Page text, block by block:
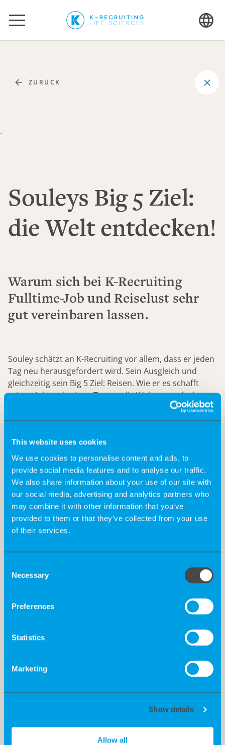
This website uses cookies
We use cookies to personalise content and ads, to
provide social media features and to analyse our traffic.
We also share information about your use of our site with
our social media, advertising and analytics partners who
may combine it with other information that you’ve
provided to them or that they’ve collected from your use
of their services.
Selection
Necessary
Preferences
Statistics
Marketing
Show details
Allow all
ZURÜCK
.
Souleys Big 5 Ziel:
die Welt entdecken!
Warum sich bei K-Recruiting
Fulltime-Job und Reiselust sehr
gut vereinbaren lassen.
Souley schätzt an K-Recruiting vor allem, dass er jeden
Tag neu herausgefordert wird. Sein Ausgleich und
gleichzeitig sein Big 5 Ziel: Reisen. Wie er es schafft
seinen Job und seinen Traum, die Welt zu entdecken,
Die Big 5 For Life bei K-Recruiting
Wir sind überzeugt, dass zufriedene Mitarbeiter in
unserem People Business die Basis für unseren Erfolg
bilden. Inspiriert von John Streleckys „The Big Five for
deinem beruflichen Weg, sondern auch beim Erreichen
deiner persönlichen Ziele. Und zwar ab Tag 1!